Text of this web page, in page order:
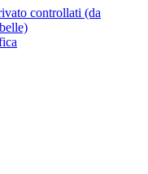
controllati (da